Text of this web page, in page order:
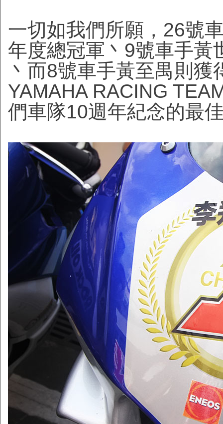
一切如我們所願，26號
年度總冠軍丶9號車手黃
丶而8號車手黃至禺則
YAMAHA RACING
們車隊10週年紀念的最